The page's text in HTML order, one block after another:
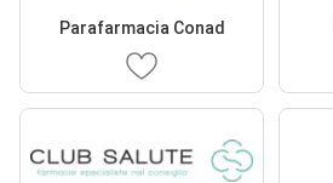
Parafarmacia Conad